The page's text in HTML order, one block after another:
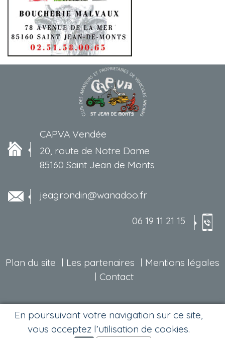
En poursuivant votre navigation sur ce site,
vous acceptez l’utilisation de cookies.
CAPVA Vendée
20, route de Notre Dame
85160 Saint Jean de Monts
jeagrondin@wanadoo.fr
06 19 11 21 15
Plan du site Les partenaires
Mentions légales
Contact